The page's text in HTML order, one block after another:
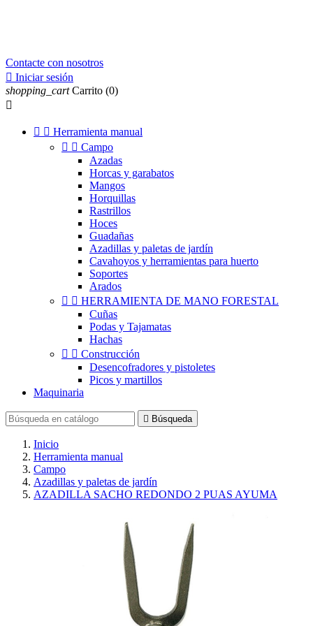
Contacte con nosotros
 Iniciar sesión
shopping_cart Carrito (0)

  Herramienta manual
  Campo
Azadas
Horcas y garabatos
Mangos
Horquillas
Rastrillos
Hoces
Guadañas
Azadillas y paletas de jardín
Cavahoyos y herramientas para huerto
Soportes
Arados
  HERRAMIENTA DE MANO FORESTAL
Cuñas
Podas y Tajamatas
Hachas
  Construcción
Desencofradores y pistoletes
Picos y martillos
Maquinaria
 Búsqueda
Inicio
Herramienta manual
Campo
Azadillas y paletas de jardín
AZADILLA SACHO REDONDO 2 PUAS AYUMA